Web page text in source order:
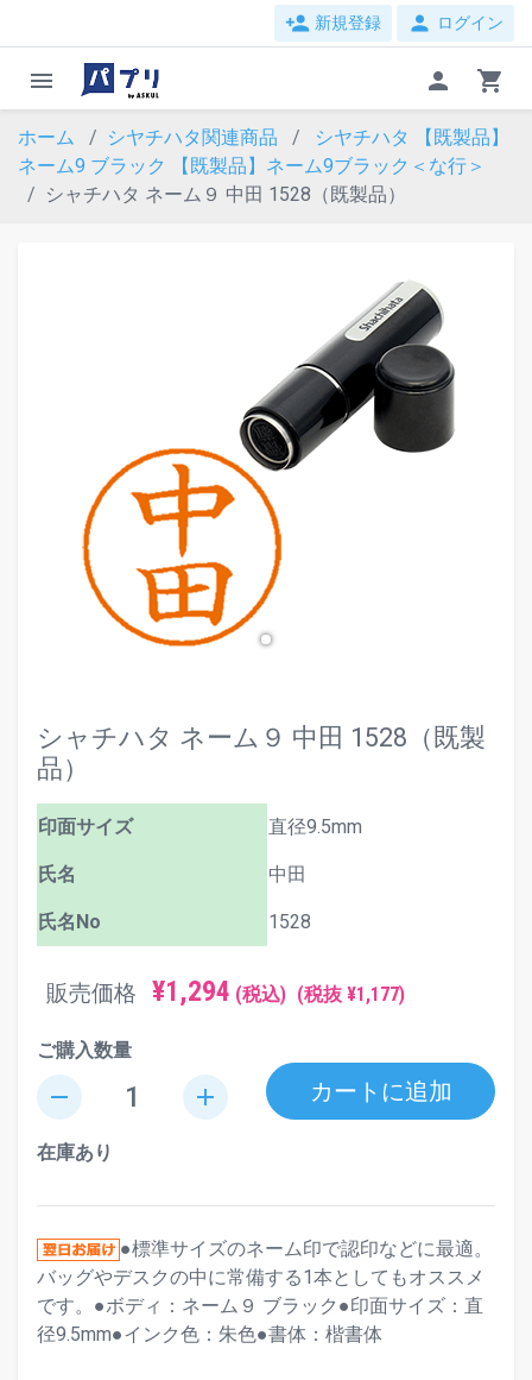
person_add 新規登録 person ログイン
menu person shopping_cart
ホーム シヤチハタ関連商品
シヤチハタ 【既製品】
ネーム9 ブラック
【既製品】ネーム9ブラック＜な行＞
シャチハタ ネーム９ 中田 1528（既製品）
シャチハタ ネーム９ 中田 1528（既製
品）
印面サイズ 直径9.5mm
氏名 中田
氏名No 1528
販売価格 ¥1,294 (税込) (税抜 ¥1,177)
ご購入数量
remove add カートに追加
在庫あり
●標準サイズのネーム印で認印などに最適。
バッグやデスクの中に常備する1本としてもオススメ
です。●ボディ：ネーム９ ブラック●印面サイズ：直
径9.5mm●インク色：朱色●書体：楷書体